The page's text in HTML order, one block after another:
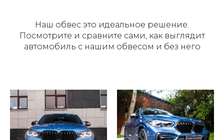
Наш обвес это идеальное решение.
Посмотрите и сравните сами, как выглядит
автомобиль с нашим обвесом и без него